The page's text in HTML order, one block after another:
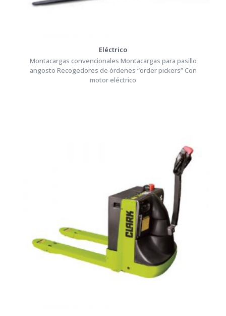
Eléctrico
Montacargas convencionales Montacargas para pasillo
angosto Recogedores de órdenes “order pickers” Con
motor eléctrico